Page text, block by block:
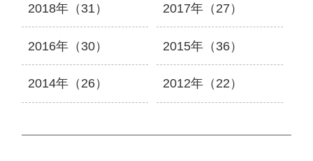
2018年（31） 2017年（27）
2016年（30） 2015年（36）
2014年（26） 2012年（22）